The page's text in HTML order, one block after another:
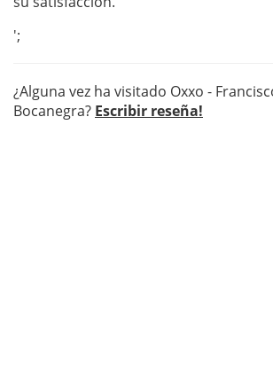
';
¿Alguna vez ha visitado Oxxo -
Bocanegra? Escribir reseña!